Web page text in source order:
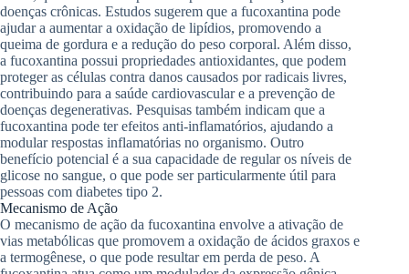
doenças crônicas. Estudos sugerem que a fucoxantina pode
ajudar a aumentar a oxidação de lipídios, promovendo a
queima de gordura e a redução do peso corporal. Além disso,
a fucoxantina possui propriedades antioxidantes, que podem
proteger as células contra danos causados por radicais livres,
contribuindo para a saúde cardiovascular e a prevenção de
doenças degenerativas. Pesquisas também indicam que a
fucoxantina pode ter efeitos anti-inflamatórios, ajudando a
modular respostas inflamatórias no organismo. Outro
benefício potencial é a sua capacidade de regular os níveis de
glicose no sangue, o que pode ser particularmente útil para
pessoas com diabetes tipo 2.
Mecanismo de Ação
O mecanismo de ação da fucoxantina envolve a ativação de
vias metabólicas que promovem a oxidação de ácidos graxos e
a termogênese, o que pode resultar em perda de peso. A